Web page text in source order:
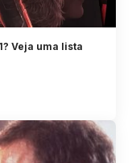
Veja uma lista